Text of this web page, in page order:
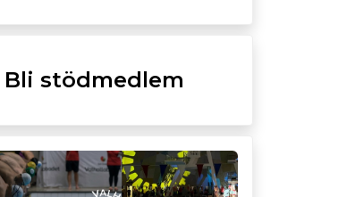
Bli stödmedlem